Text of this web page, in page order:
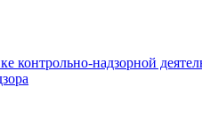
контрольно-надзорной